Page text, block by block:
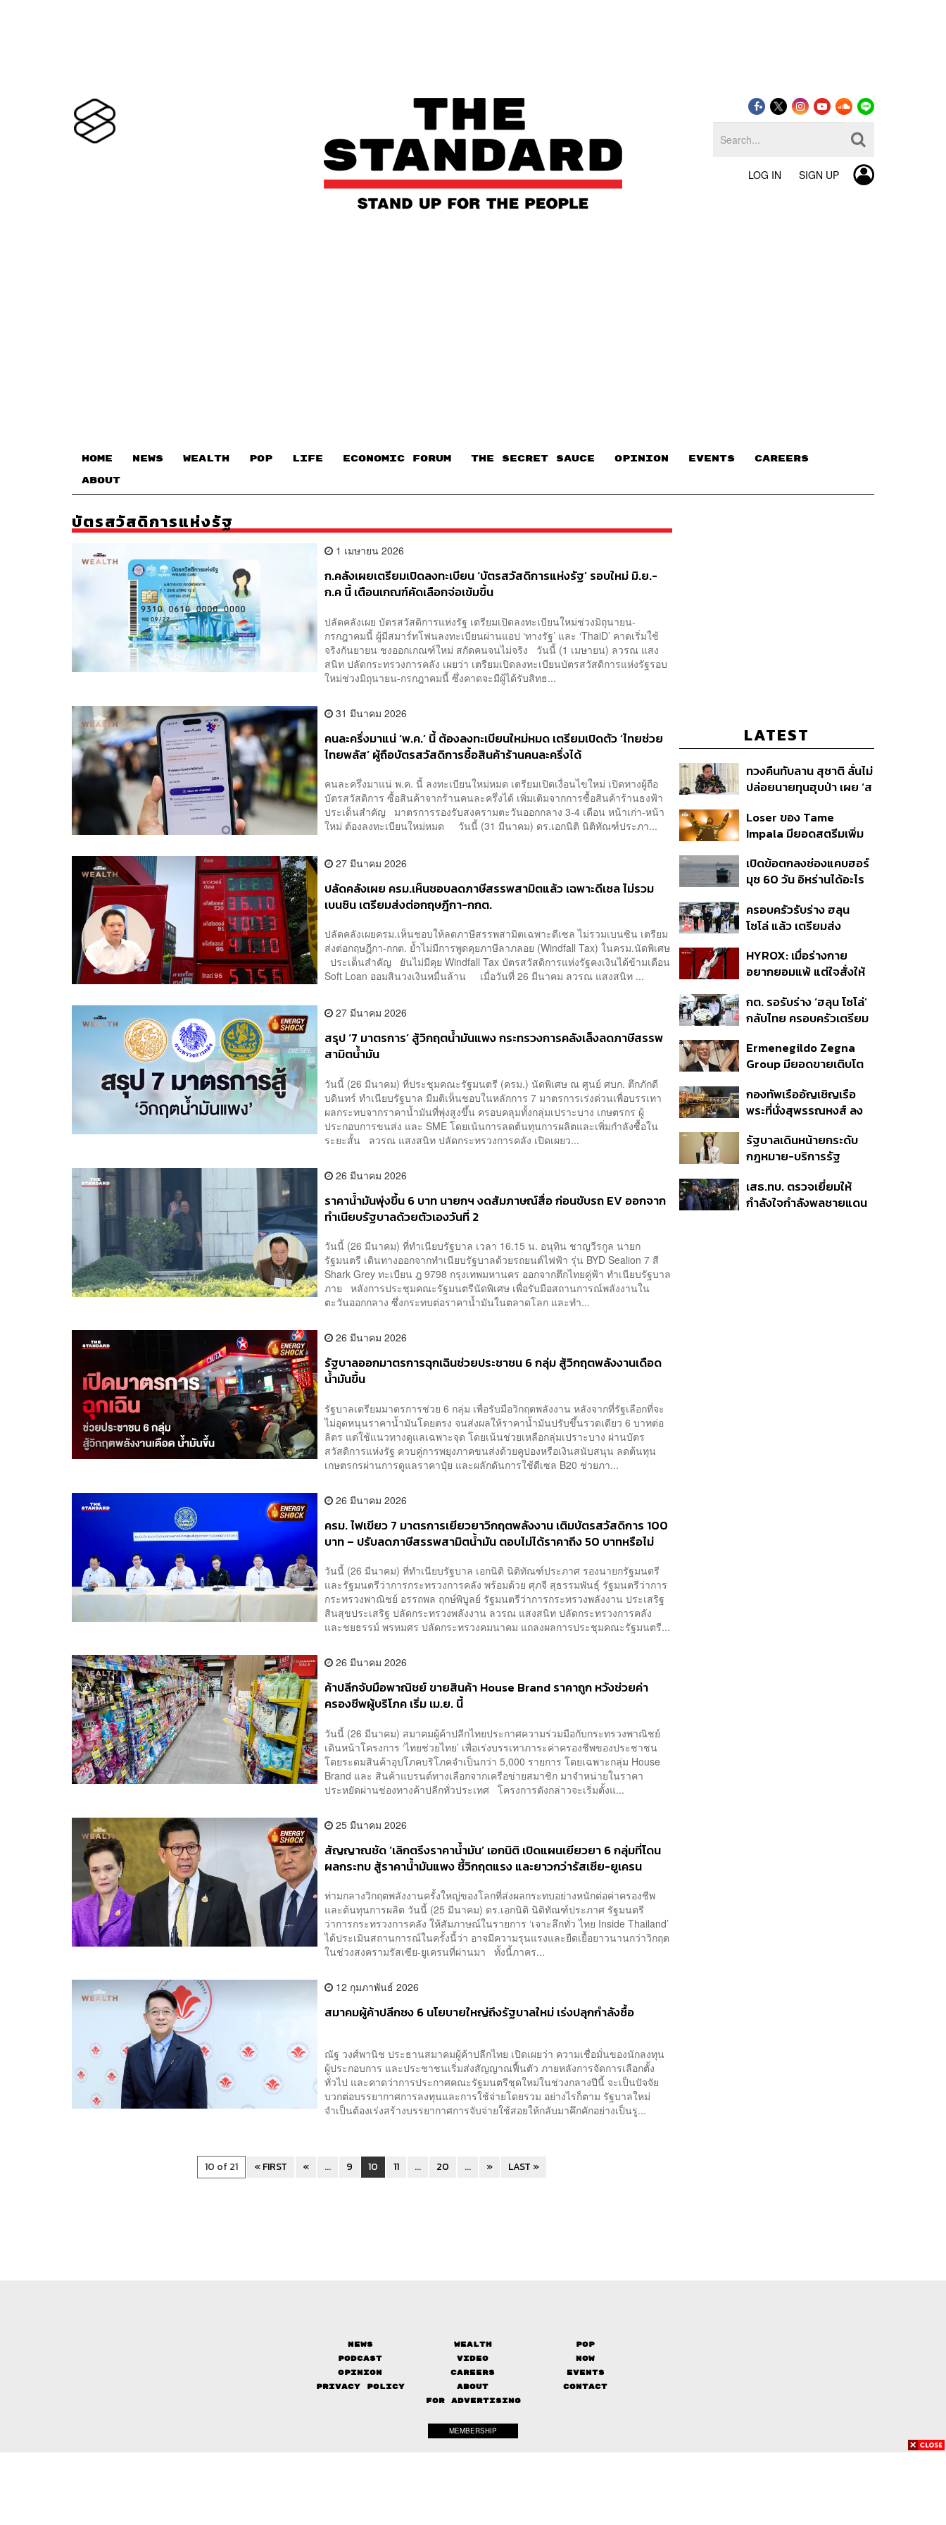
LOG IN SIGN UP
HOME NEWS WEALTH POP LIFE ECONOMIC FORUM THE SECRET SAUCE​ OPINION EVENTS CAREERS
ABOUT
บัตรสวัสดิการแห่งรัฐ
1 เมษายน 2026
ก.คลังเผยเตรียมเปิดลงทะเบียน ‘บัตรสวัสดิการแห่งรัฐ’ รอบใหม่ มิ.ย.-
ก.ค นี้ เตือนเกณฑ์คัดเลือกจ่อเข้มขึ้น
ปลัดคลังเผย บัตรสวัสดิการแห่งรัฐ เตรียมเปิดลงทะเบียนใหม่ช่วงมิถุนายน-
กรกฎาคมนี้ ผู้มีสมาร์ทโฟนลงทะเบียนผ่านแอป ‘ทางรัฐ’ และ ‘ThaiD’ คาดเริ่มใช้
จริงกันยายน ชงออกเกณฑ์ใหม่ สกัดคนจนไม่จริง วันนี้ (1 เมษายน) ลวรณ แสง
สนิท ปลัดกระทรวงการคลัง เผยว่า เตรียมเปิดลงทะเบียนบัตรสวัสดิการแห่งรัฐรอบ
ใหม่ช่วงมิถุนายน-กรกฎาคมนี้ ซึ่งคาดจะมีผู้ได้รับสิทธ...
31 มีนาคม 2026
คนละครึ่งมาแน่ ‘พ.ค.’ นี้ ต้องลงทะเบียนใหม่หมด เตรียมเปิดตัว ‘ไทยช่วย
ไทยพลัส’ ผู้ถือบัตรสวัสดิการซื้อสินค้าร้านคนละครึ่งได้
คนละครึ่งมาแน่ พ.ค. นี้ ลงทะเบียนใหม่หมด เตรียมเปิดเงื่อนไขใหม่ เปิดทางผู้ถือ
บัตรสวัสดิการ ซื้อสินค้าจากร้านคนละครึ่งได้ เพิ่มเติมจากการซื้อสินค้าร้านธงฟ้า
ประเด็นสำคัญ มาตรการรองรับสงครามตะวันออกกลาง 3-4 เดือน หน้าเก่า-หน้า
ใหม่ ต้องลงทะเบียนใหม่หมด วันนี้ (31 มีนาคม) ดร.เอกนิติ นิติทัณฑ์ประภา...
27 มีนาคม 2026
ปลัดคลังเผย ครม.เห็นชอบลดภาษีสรรพสามิตแล้ว เฉพาะดีเซล ไม่รวม
เบนซิน เตรียมส่งต่อกฤษฎีกา-กกต.
ปลัดคลังเผยครม.เห็นชอบให้ลดภาษีสรรพสามิตเฉพาะดีเซล ไม่รวมเบนซิน เตรียม
ส่งต่อกฤษฎีกา-กกต. ย้ำไม่มีการพูดคุยภาษีลาภลอย (Windfall Tax) ในครม.นัดพิเศษ
ประเด็นสำคัญ ยันไม่มีคุย Windfall Tax บัตรสวัสดิการแห่งรัฐคงเงินได้ข้ามเดือน
Soft Loan ออมสินวงเงินหมื่นล้าน เมื่อวันที่ 26 มีนาคม ลวรณ แสงสนิท ...
27 มีนาคม 2026
สรุป ‘7 มาตรการ’ สู้วิกฤตน้ำมันแพง กระทรวงการคลังเล็งลดภาษีสรรพ
สามิตน้ำมัน
วันนี้ (26 มีนาคม) ที่ประชุมคณะรัฐมนตรี (ครม.) นัดพิเศษ ณ ศูนย์ ศบก. ตึกภักดี
บดินทร์ ทำเนียบรัฐบาล มีมติเห็นชอบในหลักการ 7 มาตรการเร่งด่วนเพื่อบรรเทา
ผลกระทบจากราคาน้ำมันที่พุ่งสูงขึ้น ครอบคลุมทั้งกลุ่มเปราะบาง เกษตรกร ผู้
ประกอบการขนส่ง และ SME โดยเน้นการลดต้นทุนการผลิตและเพิ่มกำลังซื้อใน
ระยะสั้น ลวรณ แสงสนิท ปลัดกระทรวงการคลัง เปิดเผยว...
26 มีนาคม 2026
ราคาน้ำมันพุ่งขึ้น 6 บาท นายกฯ งดสัมภาษณ์สื่อ ก่อนขับรถ EV ออกจาก
ทำเนียบรัฐบาลด้วยตัวเองวันที่ 2
วันนี้ (26 มีนาคม) ที่ทำเนียบรัฐบาล เวลา 16.15 น. อนุทิน ชาญวีรกูล นายก
รัฐมนตรี เดินทางออกจากทำเนียบรัฐบาลด้วยรถยนต์ไฟฟ้า รุ่น​ BYD Sealion 7​ สี​
Shark Grey​ ทะเบียน ฎ 9798 กรุงเทพมหานคร ออกจากตึกไทยคู่ฟ้า ทำเนียบรัฐบาล
ภาย หลังการประชุมคณะรัฐมนตรีนัดพิเศษ เพื่อรับมือสถานการณ์พลังงานใน
ตะวันออกกลาง ซึ่งกระทบต่อราคาน้ำมันในตลาดโลก และทำ...
26 มีนาคม 2026
รัฐบาลออกมาตรการฉุกเฉินช่วยประชาชน 6 กลุ่ม สู้วิกฤตพลังงานเดือด
น้ำมันขึ้น
รัฐบาลเตรียมมาตรการช่วย 6 กลุ่ม เพื่อรับมือวิกฤตพลังงาน หลังจากที่รัฐเลือกที่จะ
ไม่อุดหนุนราคาน้ำมันโดยตรง จนส่งผลให้ราคาน้ำมันปรับขึ้นรวดเดียว 6 บาทต่อ
ลิตร แต่ใช้แนวทางดูแลเฉพาะจุด โดยเน้นช่วยเหลือกลุ่มเปราะบาง ผ่านบัตร
สวัสดิการแห่งรัฐ ควบคู่การพยุงภาคขนส่งด้วยคูปองหรือเงินสนับสนุน ลดต้นทุน
เกษตรกรผ่านการดูแลราคาปุ๋ย และผลักดันการใช้ดีเซล B20 ช่วยภา...
26 มีนาคม 2026
ครม. ไฟเขียว 7 มาตรการเยียวยาวิกฤตพลังงาน เติมบัตรสวัสดิการ 100
บาท – ปรับลดภาษีสรรพสามิตน้ำมัน ตอบไม่ได้ราคาถึง 50 บาทหรือไม่
วันนี้ (26 มีนาคม) ที่ทำเนียบรัฐบาล เอกนิติ นิติทัณฑ์ประภาศ รองนายกรัฐมนตรี
และรัฐมนตรีว่าการกระทรวงการคลัง พร้อมด้วย ศุภจี สุธรรมพันธุ์ รัฐมนตรีว่าการ
กระทรวงพาณิชย์ อรรถพล ฤกษ์พิบูลย์ รัฐมนตรีว่าการกระทรวงพลังงาน ประเสริฐ
สินสุขประเสริฐ ปลัดกระทรวงพลังงาน ลวรณ แสงสนิท ปลัดกระทรวงการคลัง
และชยธรรม์ พรหมศร ปลัดกระทรวงคมนาคม แถลงผลการประชุมคณะรัฐมนตรี...
26 มีนาคม 2026
ค้าปลีกจับมือพาณิชย์ ขายสินค้า House Brand ราคาถูก หวังช่วยค่า
ครองชีพผู้บริโภค เริ่ม เม.ย. นี้
วันนี้ (26 มีนาคม) สมาคมผู้ค้าปลีกไทยประกาศความร่วมมือกับกระทรวงพาณิชย์
เดินหน้าโครงการ ‘ไทยช่วยไทย’ เพื่อเร่งบรรเทาภาระค่าครองชีพของประชาชน
โดยระดมสินค้าอุปโภคบริโภคจำเป็นกว่า 5,000 รายการ โดยเฉพาะกลุ่ม House
Brand และ สินค้าแบรนด์ทางเลือกจากเครือข่ายสมาชิก มาจำหน่ายในราคา
ประหยัดผ่านช่องทางค้าปลีกทั่วประเทศ โครงการดังกล่าวจะเริ่มตั้งแ...
25 มีนาคม 2026
สัญญาณชัด ‘เลิกตรึงราคาน้ำมัน’ เอกนิติ เปิดแผนเยียวยา 6 กลุ่มที่โดน
ผลกระทบ สู้ราคาน้ำมันแพง ชี้วิกฤตแรง และยาวกว่ารัสเซีย-ยูเครน
ท่ามกลางวิกฤตพลังงานครั้งใหญ่ของโลกที่ส่งผลกระทบอย่างหนักต่อค่าครองชีพ
และต้นทุนการผลิต วันนี้ (25 มีนาคม) ดร.เอกนิติ นิติทัณฑ์ประภาศ รัฐมนตรี
ว่าการกระทรวงการคลัง ให้สัมภาษณ์ในรายการ ‘เจาะลึกทั่ว ไทย Inside Thailand’
ได้ประเมินสถานการณ์ในครั้งนี้ว่า อาจมีความรุนแรงและยืดเยื้อยาวนานกว่าวิกฤต
ในช่วงสงครามรัสเซีย-ยูเครนที่ผ่านมา ทั้งนี้ภาคร...
12 กุมภาพันธ์ 2026
สมาคมผู้ค้าปลีกชง 6 นโยบายใหญ่ถึงรัฐบาลใหม่ เร่งปลุกกำลังซื้อ
ณัฐ วงศ์พานิช ประธานสมาคมผู้ค้าปลีกไทย เปิดเผยว่า ความเชื่อมั่นของนักลงทุน
ผู้ประกอบการ และประชาชนเริ่มส่งสัญญาณฟื้นตัว ภายหลังการจัดการเลือกตั้ง
ทั่วไป และคาดว่าการประกาศคณะรัฐมนตรีชุดใหม่ในช่วงกลางปีนี้ จะเป็นปัจจัย
บวกต่อบรรยากาศการลงทุนและการใช้จ่ายโดยรวม อย่างไรก็ตาม รัฐบาลใหม่
จำเป็นต้องเร่งสร้างบรรยากาศการจับจ่ายใช้สอยให้กลับมาคึกคักอย่างเป็นรู...
10 of 21 « FIRST « ... 9 10 11 ... 20 ... » LAST »
LATEST
ทวงคืนทับลาน สุชาติ ลั่นไม่
ปล่อยนายทุนฮุบป่า เผย ‘ส
40% เตือนผู้ฝ่าฝืนเจอขั้น
เด็ดขาด
Loser ของ Tame
Impala มียอดสตรีมเพิ่ม
ประกอบ Spider-Man
เปิดข้อตกลงช่องแคบฮอร์
มุซ 60 วัน อิหร่านได้อะไร
ครอบครัวรับร่าง ฮลุน
โซโล่ แล้ว เตรียมส่ง
ชีวิต
HYROX: เมื่อร่างกาย
อยากยอมแพ้ แต่ใจสั่งให้
Self-Commitment ที่น่า
ลอง
กต. รอรับร่าง ‘ฮลุน โซโล่’
กลับไทย ครอบครัวเตรียม
Ermenegildo Zegna
Group มียอดขายเติบโต
ของปีนี้
กองทัพเรืออัญเชิญเรือ
พระที่นั่งสุพรรณหงส์ ลง
พยุหยาตราทางชลมารค ปี
2569
รัฐบาลเดินหน้ายกระดับ
กฎหมาย-บริการรัฐ
หลากหลายทางเพศ ดัน
ความเท่าเทียมตั้งแต่
เสธ.ทบ. ตรวจเยี่ยมให้
กำลังใจกำลังพลชายแดน
News Wealth
Pop
Podcast
Video
Now
Opinion
Careers
Events
Privacy Policy
About
Contact
FOR ADVERTISING
MEMBERSHIP